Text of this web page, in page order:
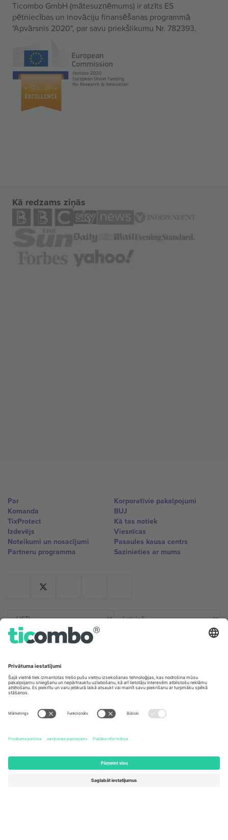
Ticombo GmbH (mātesuzņēmums) ir atzīts ES
pētniecības un inovāciju finansēšanas programmā
"Apvārsnis 2020", par savu priekšlikumu Nr. 782393.
Kā redzams ziņās
Par
Komanda
TixProtect
Izdevējs
Noteikumi un nosacījumi
Partneru programma
Korporatīvie pakalpojumi
BUJ
Kā tas notiek
Viesnīcas
Pasaules kausa centrs
Sazinieties ar mums
Germany
Unter den Linden 24, 10117
United Kingdom
167 City Road, London, Greater
Kingdom
United States
Newark, Delaware 19713, United
States
Switzerland
Engelberg, Switzerland